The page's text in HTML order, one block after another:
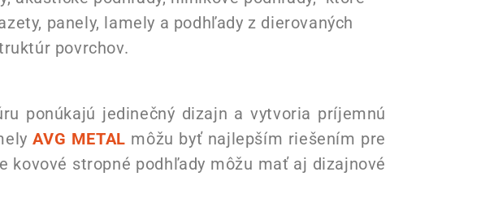
panely, lamely a podhľady z dierovaných
povrchov.
ponúkajú jedinečný dizajn a vytvoria príjemnú
AVG METAL môžu byť najlepším riešením pre
stropné podhľady môžu mať aj dizajnové